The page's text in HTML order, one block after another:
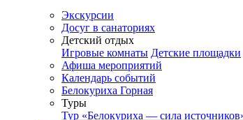
Экскурсии
Досуг в санаториях
Детский отдых
Игровые комнаты Детские площадки
Афиша мероприятий
Календарь событий
Белокуриха Горная
Туры
Тур «Белокуриха — сила